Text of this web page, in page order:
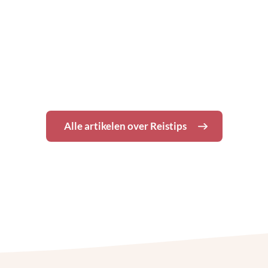
Alle artikelen overReistips